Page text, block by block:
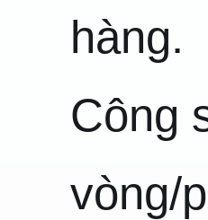
hàng.
Công
vòng/